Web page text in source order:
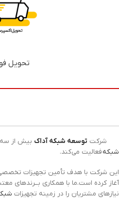
تحویل
شرکت توسعه شبکه آداک بیش از سه
شبکهفعالیت می‌کند.
این شرکت با هدف تأمین تجهیزات تخصصی و
آغاز کرده است.ما با همکاری بــرندهای
نیازهای مشتریان را در زمینه تجهیزات